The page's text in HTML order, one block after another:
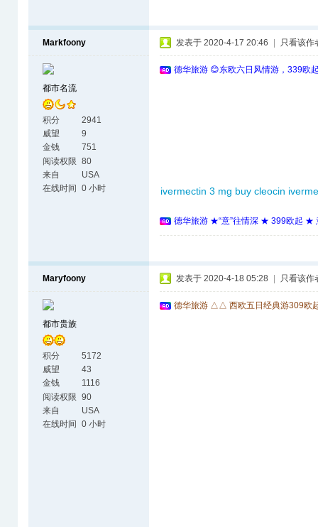
Markfoony
都市名流
积分
2941
威望
9
金钱
751
阅读权限 80
来自
USA
在线时间
0 小时
发表于 2020-4-17 20:46 只看该作
德华旅游 😊东欧六日风情游，339欧
ivermectin 3 mg buy cleocin
德华旅游 ★“意”往情深 ★ 399欧起 ★
Maryfoony
都市贵族
积分
5172
威望
43
金钱
1116
阅读权限 90
来自
USA
在线时间
0 小时
发表于 2020-4-18 05:28 只看该作
德华旅游 △△ 西欧五日经典游309欧